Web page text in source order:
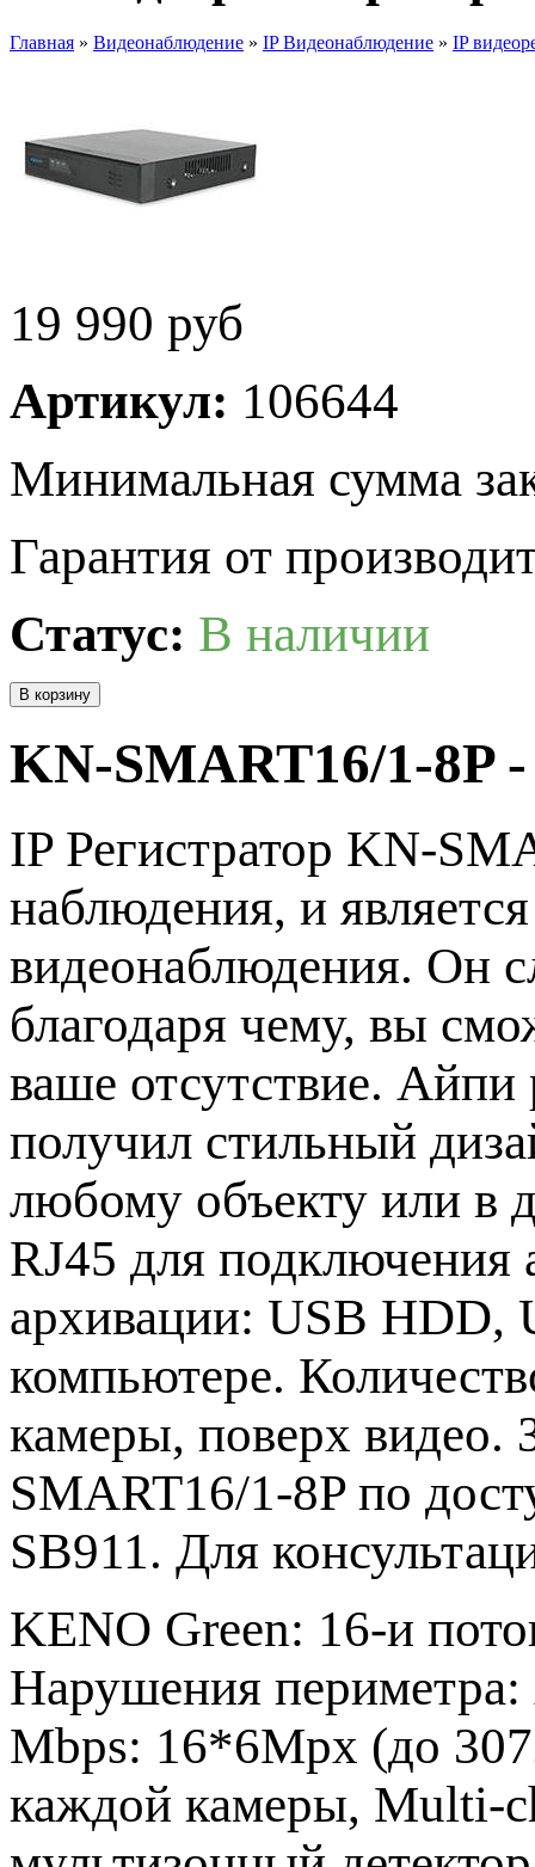
Главная » Видеонаблюдение » IP Видеонаблюдение » IP
19 990 руб
Артикул: 106644
Минимальная сумма
Гарантия от
Статус: В наличии
KN-SMART16/1-8P
IP Регистратор KN-
наблюдения, и
видеонаблюдения. Он
благодаря чему, вы
ваше отсутствие.
получил стильный
любому объекту или в
RJ45 для
архивации: USB HDD,
компьютере.
камеры, поверх видео.
SMART16/1-8P по
SB911. Для
KENO Green: 16-и
Нарушения периметра:
Mbps: 16*6Mpx (до
каждой камеры, Multi-